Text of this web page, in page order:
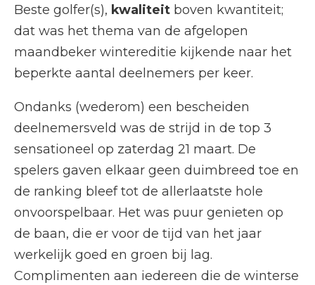
Beste golfer(s), kwaliteit boven kwantiteit;
dat was het thema van de afgelopen
maandbeker wintereditie kijkende naar het
beperkte aantal deelnemers per keer.
Ondanks (wederom) een bescheiden
deelnemersveld was de strijd in de top 3
sensationeel op zaterdag 21 maart. De
spelers gaven elkaar geen duimbreed toe en
de ranking bleef tot de allerlaatste hole
onvoorspelbaar. Het was puur genieten op
de baan, die er voor de tijd van het jaar
werkelijk goed en groen bij lag.
Complimenten aan iedereen die de winterse